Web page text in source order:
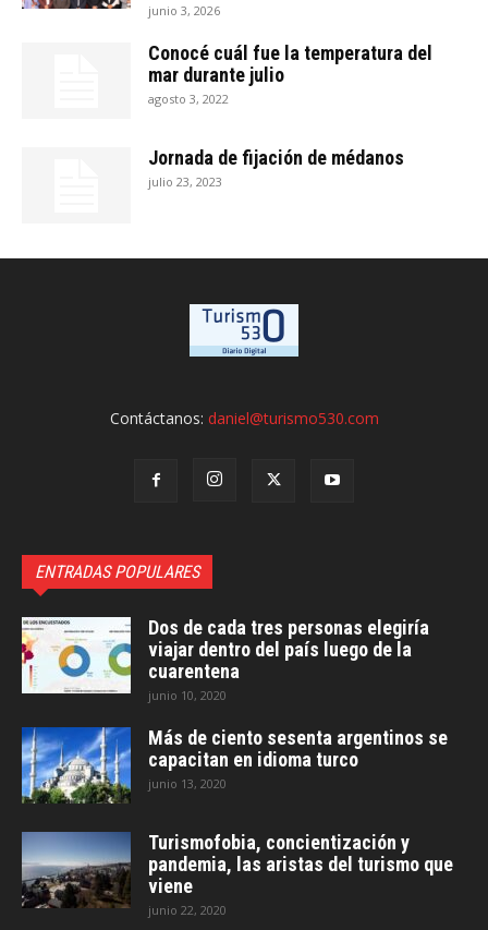
junio 3, 2026
Conocé cuál fue la temperatura del
mar durante julio
agosto 3, 2022
Jornada de fijación de médanos
julio 23, 2023
Contáctanos: daniel@turismo530.com
ENTRADAS POPULARES
Dos de cada tres personas elegiría
viajar dentro del país luego de la
cuarentena
junio 10, 2020
Más de ciento sesenta argentinos se
capacitan en idioma turco
junio 13, 2020
Turismofobia, concientización y
pandemia, las aristas del turismo que
viene
junio 22, 2020